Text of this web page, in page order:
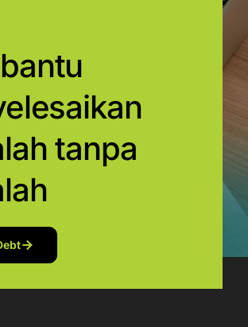
tanpa